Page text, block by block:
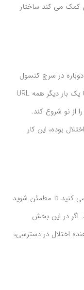
می کند ساختار
در سرچ کنسول
ثبت کنید. این کار به گوگل کمک می کند تا یک بار دیگر همه URL
از نو شروع کند.
بوده، این کار
کنید تا مطمئن شوید
اگر در این بخش
اختلال در دسترسی،